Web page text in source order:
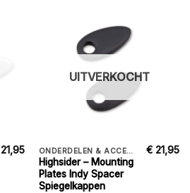
21,95
UITVERKOCHT
ONDERDELEN & ACCESSORIES
Highsider – Mounting
Plates Indy Spacer
Spiegelkappen
€ 21,95